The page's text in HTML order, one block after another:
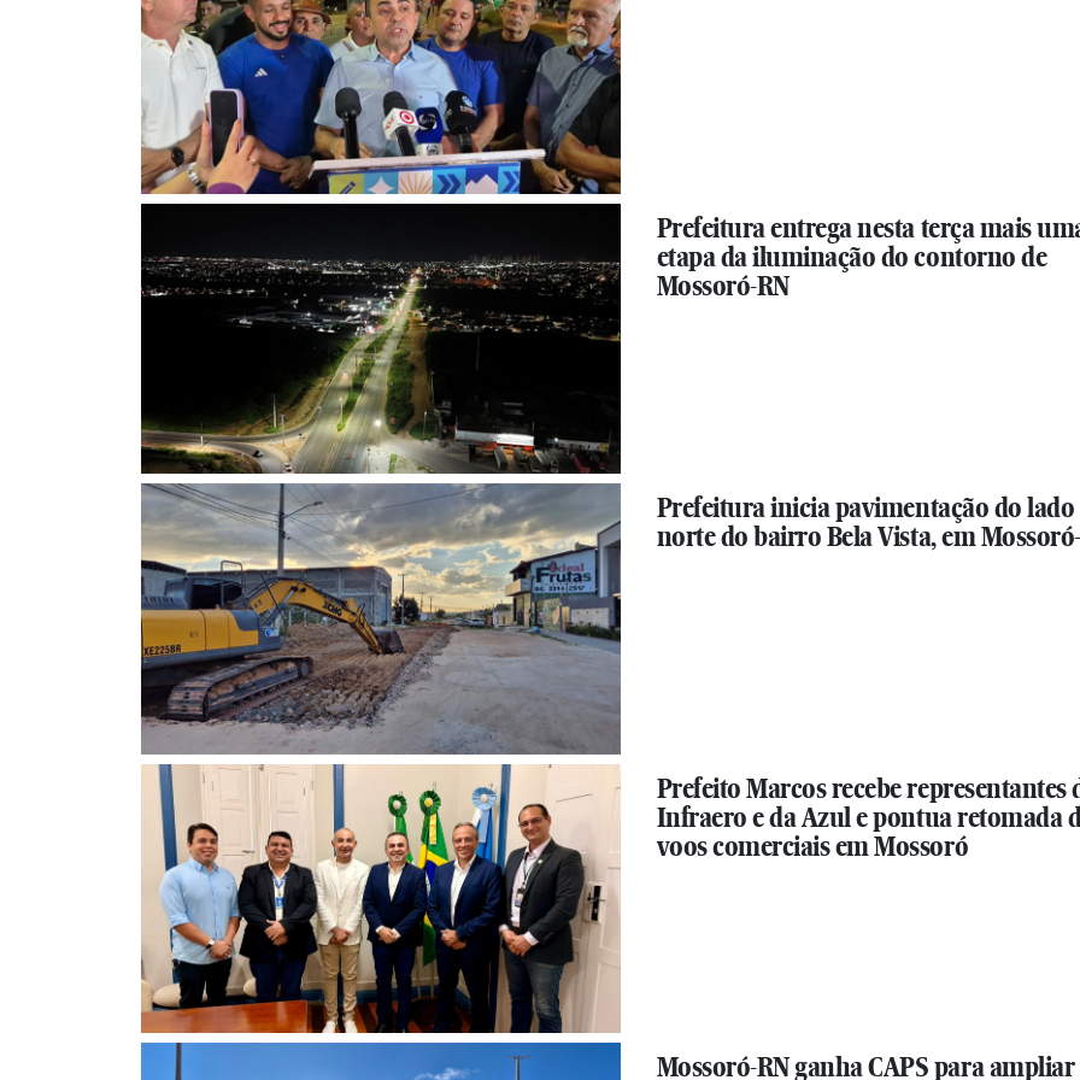
Prefeitura entrega nesta terça mais
etapa da iluminação do contorno de
Mossoró-RN
Prefeitura inicia pavimentação do lado
norte do bairro Bela Vista, em
Prefeito Marcos recebe representantes
Infraero e da Azul e pontua retomada
voos comerciais em Mossoró
Mossoró-RN ganha CAPS para ampliar